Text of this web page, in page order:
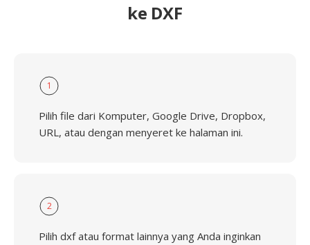
ke DXF
1
Pilih file dari Komputer, Google Drive, Dropbox,
URL, atau dengan menyeret ke halaman ini.
2
Pilih dxf atau format lainnya yang Anda inginkan